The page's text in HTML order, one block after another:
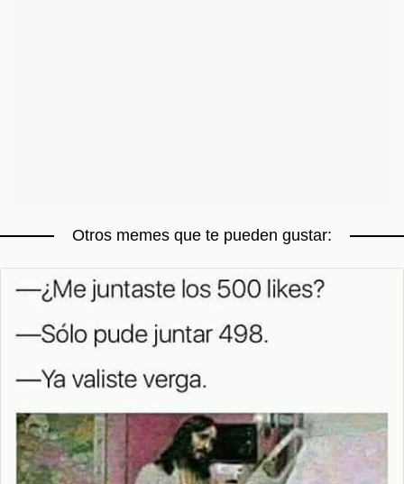
Otros memes que te pueden gustar: